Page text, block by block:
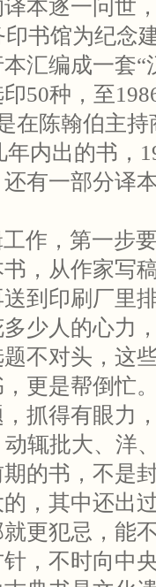
本逐一问世
书馆为纪念
汇编成一套“
50种，至
在陈翰伯主
年内出的书，
有一部分译
作，第一步
，从作家写
到印刷厂里
少人的心力
不对头，这
更是帮倒忙
抓得有眼力
辄批大、洋
的书，不是
，其中还出
更犯忌，能
，不时向中